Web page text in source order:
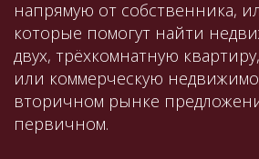
напрямую от собственника,
которые помогут найти
двух, трёхкомнатную
или коммерческую
вторичном рынке
первичном.